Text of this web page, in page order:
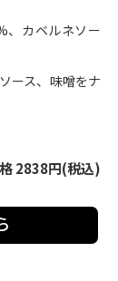
、カベルネソー
ース、味噌をナ
2838円(税込)